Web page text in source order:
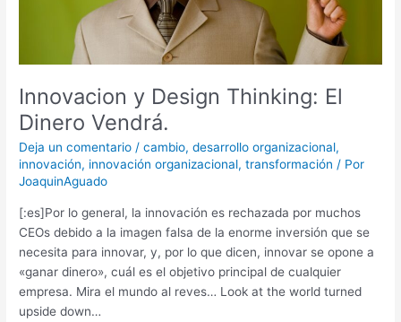
Innovacion y Design Thinking: El
Dinero Vendrá.
Deja un comentario /cambio,desarrollo organizacional,
innovación, innovación organizacional,transformación / Por
JoaquinAguado
[:es]Por lo general, la innovación es rechazada por muchos
CEOs debido a la imagen falsa de la enorme inversión que se
necesita para innovar, y, por lo que dicen, innovar se opone a
«ganar dinero», cuál es el objetivo principal de cualquier
empresa. Mira el mundo al reves… Look at the world turned
upside down…